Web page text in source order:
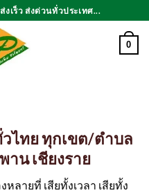
งเร็ว ส่งด่วนทั่วประเทศ...
0
ไทย ทุกเขต/ตำบล
าน เชียงราย
ลายที่ เสียทั้งเวลา เสียทั้ง